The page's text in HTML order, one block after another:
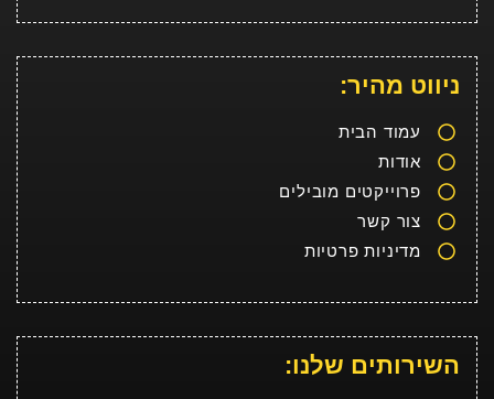
ניווט מהיר:
עמוד הבית
אודות
פרוייקטים מובילים
צור קשר
מדיניות פרטיות
השירותים שלנו: